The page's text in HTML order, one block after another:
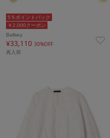
￥2,000クーポン
5％ポイントバック
Ballsey
¥33,110 30%OFF
再入荷